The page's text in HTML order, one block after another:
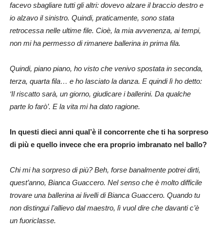
facevo sbagliare tutti gli altri: dovevo alzare il braccio destro e
io alzavo il sinistro. Quindi, praticamente, sono stata
retrocessa nelle ultime file. Cioè, la mia avvenenza, ai tempi,
non mi ha permesso di rimanere ballerina in prima fila.
Quindi, piano piano, ho visto che venivo spostata in seconda,
terza, quarta fila… e ho lasciato la danza. E quindi lì ho detto:
‘Il riscatto sarà, un giorno, giudicare i ballerini. Da qualche
parte lo farò’. E la vita mi ha dato ragione.
In questi dieci anni qual’è il concorrente che ti ha sorpreso
di più e quello invece che era proprio imbranato nel ballo?
Chi mi ha sorpreso di più? Beh, forse banalmente potrei dirti,
quest’anno, Bianca Guaccero. Nel senso che è molto difficile
trovare una ballerina ai livelli di Bianca Guaccero. Quando tu
non distingui l’allievo dal maestro, lì vuol dire che davanti c’è
un fuoriclasse.